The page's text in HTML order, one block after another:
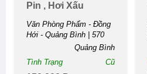
Pin , Hơi Xấu
Văn Phòng Phẩm - Đồng
Hới - Quảng Bình | 570
Cũ , 2 Con Nguyên , 1
Quảng Bình
Tình Trạng
Cũ